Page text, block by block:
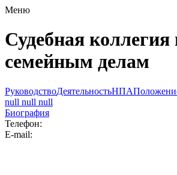
Меню
Судебная коллегия
семейным делам
РуководствоДеятельностьНПА
null null null
Биография
Телефон:
E-mail: